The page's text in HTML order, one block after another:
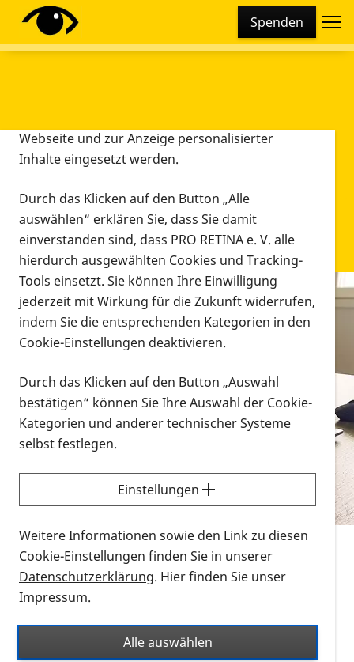
Spenden
Infomaterial
Infomaterial
Vorlesen
Alle Infomaterialien in verschiedenen
Formaten an einem Ort
Sie möchten wissen, wie Sie nach Infonmaterial
suchen und dieses bestellen bzw. herunterladen
können? Schauen Sie sich dieErklärvideos zum
Thema Infomaterial auf der PRO RETINA-Website
für blinde und sehbehinderte Menschen an.
Auf dieser Seite finden Sie sämtliches Infomaterial
Ort. Nutzen Sie den Formatfilter, um ausschließlich
nach Flyern und Broschüren, Audios oder Videos zu
Diese Webseite setzt verschiedene Cookies und
Tracking-Tools ein. Dies beinhaltet Cookies und
Webseite und zur Anzeige personalisierter
Inhalte eingesetzt werden.
Durch das Klicken auf den Button „Alle
auswählen“ erklären Sie, dass Sie damit
einverstanden sind, dass PRO RETINA e. V. alle
hierdurch ausgewählten Cookies und Tracking-
Tools einsetzt. Sie können Ihre Einwilligung
jederzeit mit Wirkung für die Zukunft widerrufen,
indem Sie die entsprechenden Kategorien in den
Cookie-Einstellungen deaktivieren.
Durch das Klicken auf den Button „Auswahl
bestätigen“ können Sie Ihre Auswahl der Cookie-
Kategorien und anderer technischer Systeme
selbst festlegen.
Einstellungen
Weitere Informationen sowie den Link zu diesen
Cookie-Einstellungen finden Sie in unserer
Datenschutzerklärung. Hier finden Sie unser
Impressum.
Alle auswählen